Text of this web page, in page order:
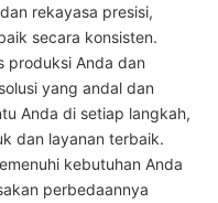
rekayasa presisi,
secara konsisten.
produksi Anda dan
yang andal dan
Anda di setiap langkah,
dan layanan terbaik.
kebutuhan Anda
perbedaannya